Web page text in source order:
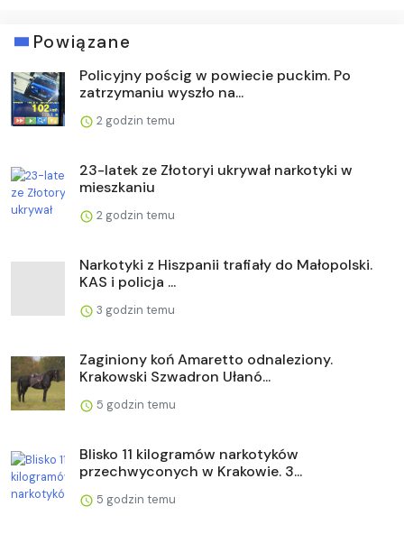
Powiązane
Policyjny pościg w powiecie puckim. Po
zatrzymaniu wyszło na...
2 godzin temu
23-latek ze Złotoryi ukrywał narkotyki w
mieszkaniu
2 godzin temu
Narkotyki z Hiszpanii trafiały do Małopolski.
KAS i policja ...
3 godzin temu
Zaginiony koń Amaretto odnaleziony.
Krakowski Szwadron Ułanó...
5 godzin temu
Blisko 11 kilogramów narkotyków
przechwyconych w Krakowie. 3...
5 godzin temu